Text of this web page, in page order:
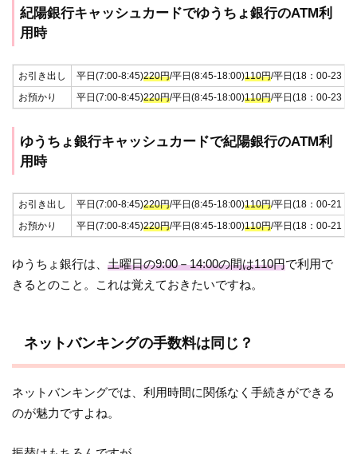
紀陽銀行キャッシュカードでゆうちょ銀行のATM利
用時
お引き出し 平日(7:00-8:45)220円/平日(8:45-18:00)110円/平日(18：00-23：
お預かり
平日(7:00-8:45)220円/平日(8:45-18:00)110円/平日(18：00-23：
ゆうちょ銀行キャッシュカードで紀陽銀行のATM利
用時
お引き出し 平日(7:00-8:45)220円/平日(8:45-18:00)110円/平日(18：00-21：
お預かり
平日(7:00-8:45)220円/平日(8:45-18:00)110円/平日(18：00-21：
ゆうちょ銀行は、土曜日の9:00－14:00の間は110円で利用で
きるとのこと。これは覚えておきたいですね。
ネットバンキングの手数料は同じ？
ネットバンキングでは、利用時間に関係なく手続きができる
のが魅力ですよね。